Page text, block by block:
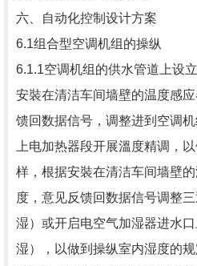
六、自动化控制设计方案
6.1组合型空调机组的操纵
6.1.1空调机组的供水管道上设
安裝在清洁车间墙壁的温度感
馈回数据信号，调整进到空调
上电加热器段开展溫度精调，
样，根据安裝在清洁车间墙壁
度，意见反馈回数据信号调整
湿）或开启电空气加湿器进水
湿），以做到操纵室内湿度的规